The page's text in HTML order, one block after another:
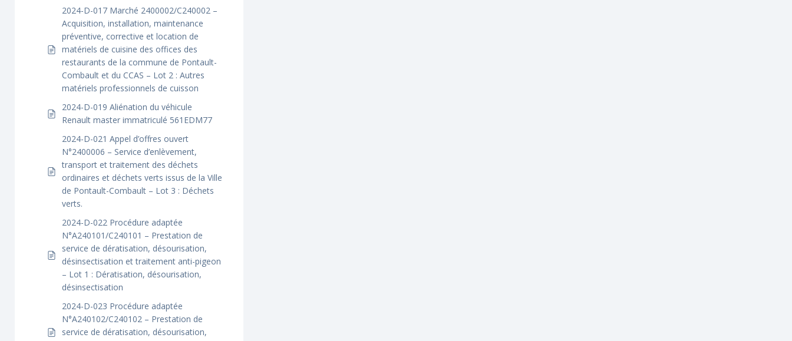
2024-D-017 Marché 2400002/C240002 –
Acquisition, installation, maintenance
préventive, corrective et location de
matériels de cuisine des offices des
restaurants de la commune de Pontault-
Combault et du CCAS – Lot 2 : Autres
matériels professionnels de cuisson
2024-D-019 Aliénation du véhicule
Renault master immatriculé 561EDM77
2024-D-021 Appel d’offres ouvert
N°2400006 – Service d’enlèvement,
transport et traitement des déchets
ordinaires et déchets verts issus de la Ville
de Pontault-Combault – Lot 3 : Déchets
verts.
2024-D-022 Procédure adaptée
N°A240101/C240101 – Prestation de
service de dératisation, désourisation,
désinsectisation et traitement anti-pigeon
– Lot 1 : Dératisation, désourisation,
désinsectisation
2024-D-023 Procédure adaptée
N°A240102/C240102 – Prestation de
service de dératisation, désourisation,